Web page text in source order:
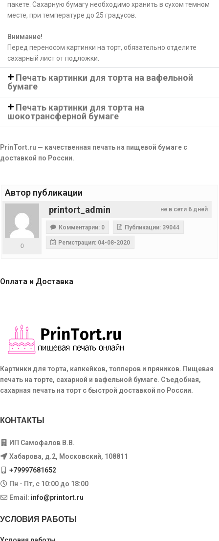
пакете. Сахарную бумагу необходимо хранить в сухом темном
месте, при температуре до 25 градусов.
Внимание!
Перед переносом картинки на торт, обязательно отделите
сахарный лист от подложки.
Печать картинки для торта на вафельной
бумаге
Печать картинки для торта на
шокотрансферной бумаге
PrinTort.ru — качественная печать на пищевой бумаге с
доставкой по России.
Автор публикации
не в сети 6 дней
printort_admin
0
Комментарии: 0 Публикации: 39044
Регистрация: 04-08-2020
Оплата и Доставка
Картинки для торта, капкейков, топперов и пряников. Пищевая
печать на торте, сахарной и вафельной бумаге. Съедобная,
сахарная печать на торт с быстрой доставкой по России.
КОНТАКТЫ
ИП Самофалов В.В.
Хабарова, д.2, Московский, 108811
+79997681652
Пн - Пт, с 10:00 до 18:00
Email: info@printort.ru
УСЛОВИЯ РАБОТЫ